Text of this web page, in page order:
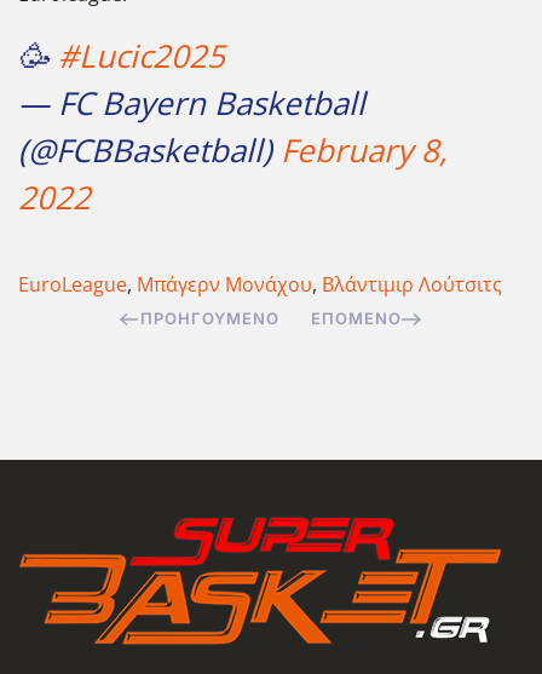
🥳 #Lucic2025
— FC Bayern Basketball
(@FCBBasketball) February 8,
2022
EuroLeague, Μπάγερν Μονάχου, Βλάντιμιρ Λούτσιτς
ΠΡΟΗΓΟΎΜΕΝΟ ΕΠΌΜΕΝΟ